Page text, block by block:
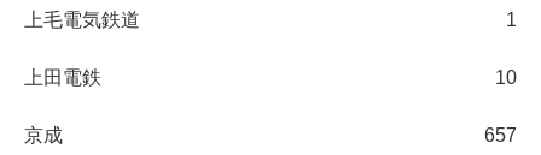
上毛電気鉄道 1
上田電鉄 10
京成 657